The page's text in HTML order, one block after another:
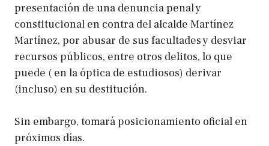
presentación de una denuncia penal y
constitucional en contra del alcalde Martínez
Martínez, por abusar de sus facultades y desviar
recursos públicos, entre otros delitos, lo que
puede ( en la óptica de estudiosos) derivar
(incluso) en su destitución.
Sin embargo, tomará posicionamiento oficial en
próximos días.